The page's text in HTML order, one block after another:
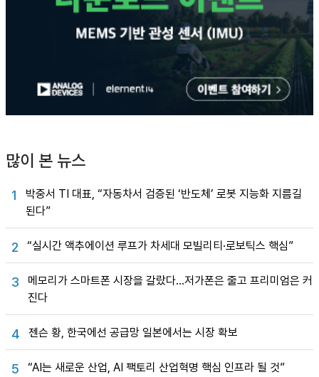
많이 본 뉴스
1
박중서 TI 대표, “자동차서 검증된 ‘반도체’ 로봇 지능화 지름길
된다”
2 “실시간 액추에이션 루프가 차세대 모빌리티·로보틱스 핵심”
3
메모리가 스마트폰 시장을 갈랐다…저가폰은 줄고 프리미엄은 커
진다
4 젠슨 황, 한국에선 공급망 일본에서는 시장 확보
5 “AI는 새로운 산업, AI 팩토리 산업혁명 핵심 인프라 될 것”